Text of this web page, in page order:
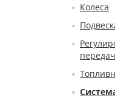
Колеса
передач